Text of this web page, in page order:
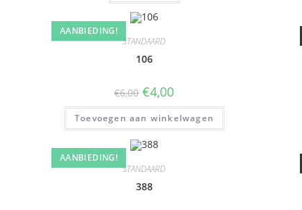
AANBIEDING!
STANDAARD
106
€6,00 €4,00
Toevoegen aan winkelwagen
AANBIEDING!
STANDAARD
388